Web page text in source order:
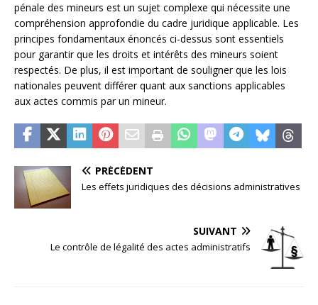
pénale des mineurs est un sujet complexe qui nécessite une
compréhension approfondie du cadre juridique applicable. Les
principes fondamentaux énoncés ci-dessus sont essentiels
pour garantir que les droits et intérêts des mineurs soient
respectés. De plus, il est important de souligner que les lois
nationales peuvent différer quant aux sanctions applicables
aux actes commis par un mineur.
PRÉCÉDENT
Les effets juridiques des décisions administratives
SUIVANT
Le contrôle de légalité des actes administratifs